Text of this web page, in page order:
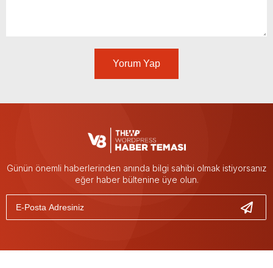
Yorum Yap
Günün önemli haberlerinden anında bilgi sahibi olmak istiyorsanız
eğer haber bültenine üye olun.